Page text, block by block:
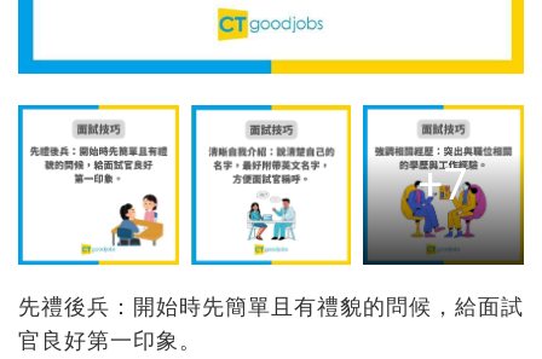
+7
先禮後兵：開始時先簡單且有禮貌的問候，給面試
官良好第一印象。